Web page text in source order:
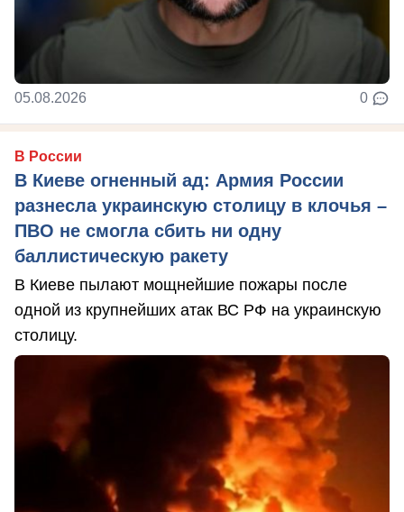
05.08.2026 0
В России
В Киеве огненный ад: Армия России
разнесла украинскую столицу в клочья –
ПВО не смогла сбить ни одну
баллистическую ракету
В Киеве пылают мощнейшие пожары после
одной из крупнейших атак ВС РФ на украинскую
столицу.